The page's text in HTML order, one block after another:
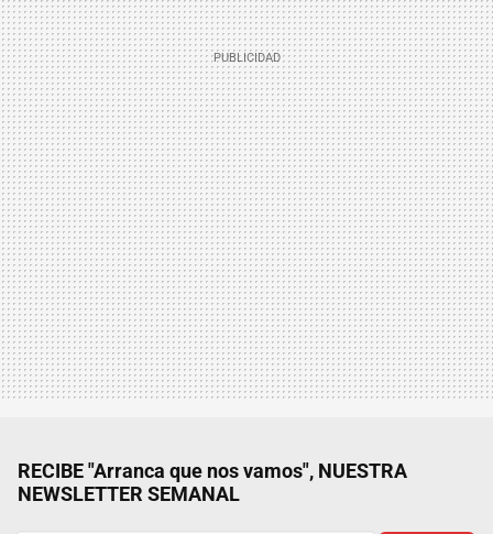
RECIBE "Arranca que nos vamos", NUESTRA
NEWSLETTER SEMANAL